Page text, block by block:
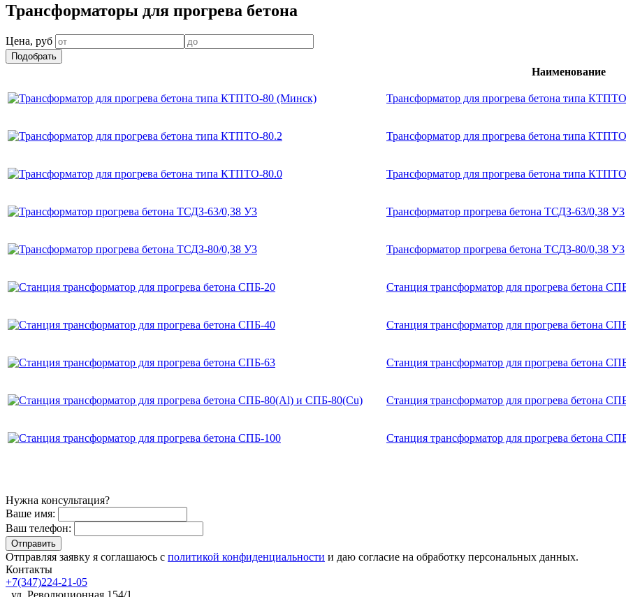
Трансформаторы для прогрева бетона
Цена, руб
Наименование
Трансформатор для прогрева бетона типа
Трансформатор для прогрева бетона типа
Трансформатор для прогрева бетона типа
Трансформатор прогрева бетона ТСДЗ-63/0,38 У3
Трансформатор прогрева бетона ТСДЗ-80/0,38 У3
Станция трансформатор для прогрева бетона
Станция трансформатор для прогрева бетона
Станция трансформатор для прогрева бетона
Станция трансформатор для прогрева бетона
Станция трансформатор для прогрева бетона
Нужна консультация?
Ваше имя:
Ваш телефон:
Отправляя заявку я соглашаюсь с политикой конфиденциальности и даю согласие на обработку персональных данных.
Контакты
+7(347)224-21-05
, ул. Революционная 154/1